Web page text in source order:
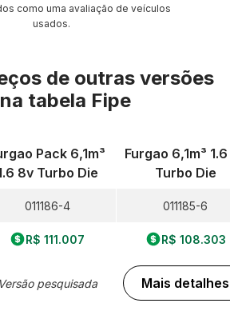
como uma avaliação de veículos
usados.
de outras versões
na tabela Fipe
Pack 6,1m³
8v Turbo Die
011186-4
R$ 111.007
Versão pesquisada
Furgao 6,1m³
Turbo Die
011185-6
R$ 108.303
Mais detalhes